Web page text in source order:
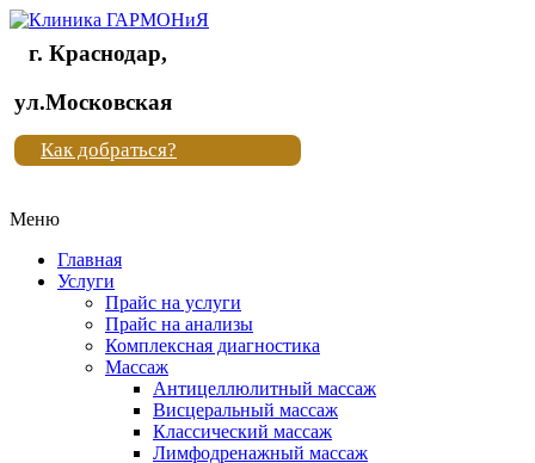
Клиника
"Новая
жизнь"
Клиника
жизнь"
г. Краснодар,
ул.Московская
Как добраться?
Меню
Главная
Услуги
Прайс на услуги
Прайс на анализы
Комплексная диагностика
Массаж
Антицеллюлитный массаж
Висцеральный массаж
Классический массаж
Лимфодренажный массаж